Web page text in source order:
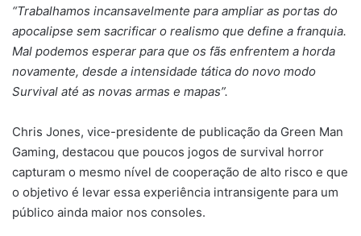
“Trabalhamos incansavelmente para ampliar as portas do
apocalipse sem sacrificar o realismo que define a franquia.
Mal podemos esperar para que os fãs enfrentem a horda
novamente, desde a intensidade tática do novo modo
Survival até as novas armas e mapas”.
Chris Jones, vice-presidente de publicação da Green Man
Gaming, destacou que poucos jogos de survival horror
capturam o mesmo nível de cooperação de alto risco e que
o objetivo é levar essa experiência intransigente para um
público ainda maior nos consoles.